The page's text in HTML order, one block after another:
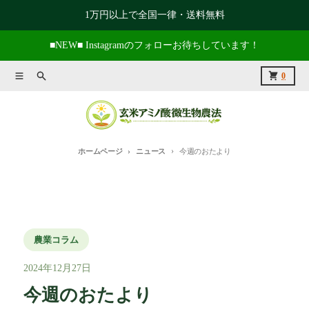
1万円以上で全国一律・送料無料
■NEW■ Instagramのフォローお待ちしています！
メニュー捜索 0
カート
ホームページ ニュース 今週のおたより
農業コラム
2024年12月27日
今週のおたより